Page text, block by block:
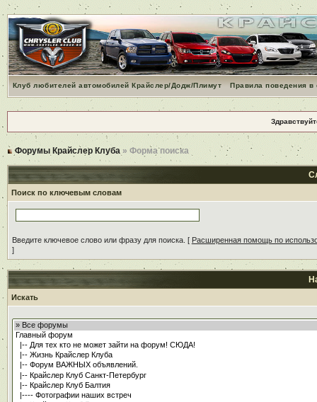
Клуб любителей автомобилей Крайслер/Додж/Плимут Правила поведения
Форумы Крайслер Клуба » Форма поиска
Поиск по ключевым словам
Введите ключевое слово или фразу для поиска. [ Расширенная помощь по
]
Искать